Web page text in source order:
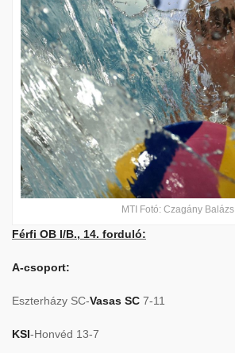
MTI Fotó: Czagány Balázs
Férfi OB I/B., 14. forduló:
A-csoport:
Eszterházy SC-Vasas SC 7-11
KSI-Honvéd 13-7